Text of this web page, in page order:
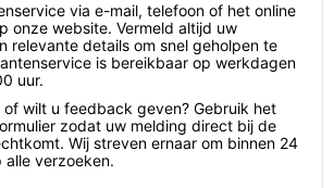
via e-mail, telefoon of het online
onze website. Vermeld altijd uw
relevante details om snel geholpen te
is bereikbaar op werkdagen
uur.
wilt u feedback geven? Gebruik het
zodat uw melding direct bij de
Wij streven ernaar om binnen 24
alle verzoeken.